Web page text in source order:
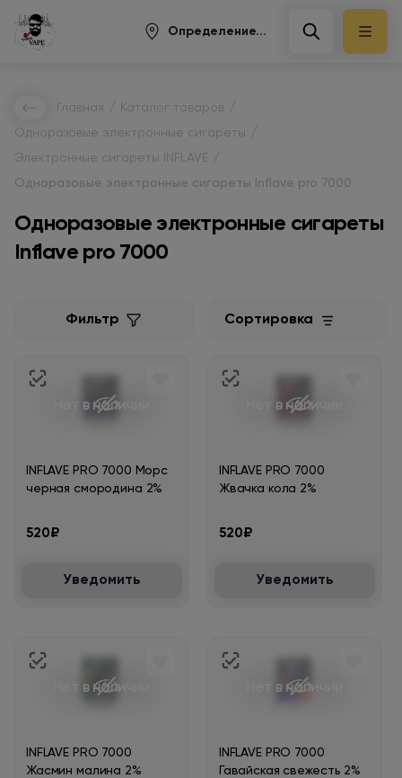
Определение...
Главная Каталог товаров
Одноразовые электронные сигареты
Электронные сигареты INFLAVE
Одноразовые электронные сигареты Inflave pro 7000
Одноразовые электронные сигареты
Inflave pro 7000
Фильтр Сортировка
Нет в наличии
INFLAVE PRO 7000 Морс
черная смородина 2%
520₽
Уведомить
Нет в наличии
INFLAVE PRO 7000
Жвачка кола 2%
520₽
Уведомить
Нет в наличии
INFLAVE PRO 7000
Жасмин малина 2%
Нет в наличии
INFLAVE PRO 7000
Гавайская свежесть 2%